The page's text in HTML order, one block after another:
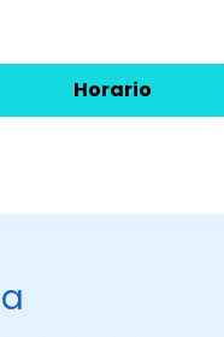
Horario